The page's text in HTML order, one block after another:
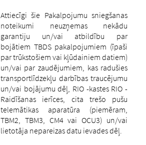
Attiecīgi šie Pakalpojumu sniegšanas
noteikumi neuzņemas nekādu
garantiju un/vai atbildību par
bojātiem TBDS pakalpojumiem (īpaši
par trūkstošiem vai kļūdainiem datiem)
un/vai par zaudējumiem, kas radušies
transportlīdzekļu darbības traucējumu
un/vai bojājumu dēļ, RIO -kastes RIO -
Raidīšanas ierīces, cita trešo pušu
telemātikas aparatūra (piemēram,
TBM2, TBM3, CM4 vai OCU3) un/vai
lietotāja nepareizas datu ievades dēļ.